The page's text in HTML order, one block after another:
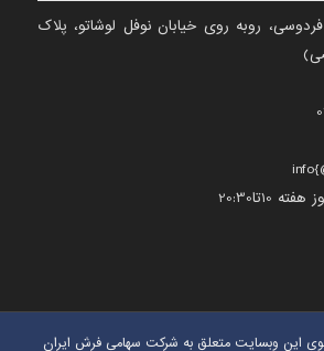
فردوسی، روبه روی خیابان نوفل لوشاتو، پلاک
10تا20:30
این وبسایت متعلق به شرکت سهامی فرش ایران